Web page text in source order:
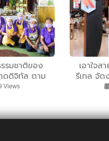
รมชาติของ
ดดิจิทัล ตาม
ด้วยกัน
Views
เอาใจส
รีเทล จัด
ส่งตรง
ฟิน -คุ้ม